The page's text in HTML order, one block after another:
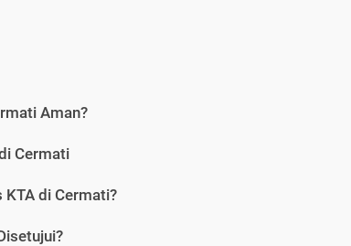
Aman?
Cermati
KTA di Cermati?